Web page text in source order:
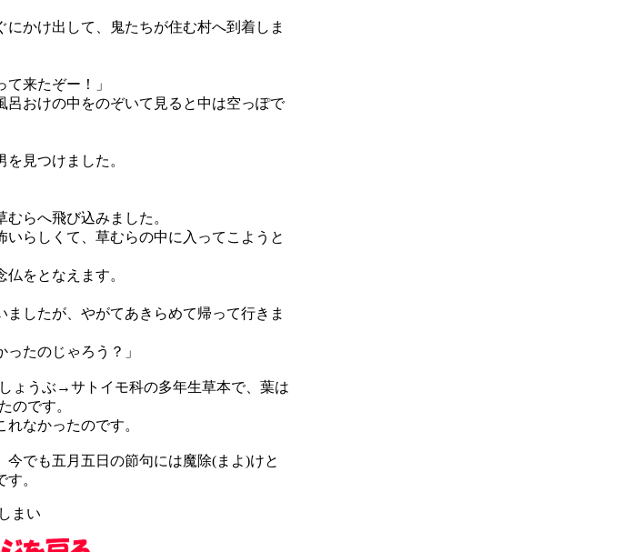
かけ出して、鬼たちが住む村へ到着しま
来たぞー！」
おけの中をのぞいて見ると中は空っぽで
見つけました。
らへ飛び込みました。
らしくて、草むらの中に入ってこようと
をとなえます。
したが、やがてあきらめて帰って行きま
たのじゃろう？」
ょうぶ→サトイモ科の多年生草本で、葉は
のです。
なかったのです。
でも五月五日の節句には魔除(まよ)けと
。
まい